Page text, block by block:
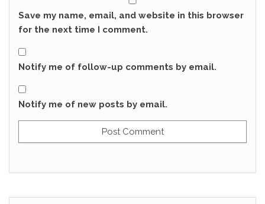
Save my name, email, and website in this browser
for the next time I comment.
Notify me of follow-up comments by email.
Notify me of new posts by email.